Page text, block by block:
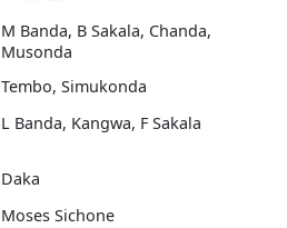
M Banda, B Sakala, Chanda,
Musonda
Tembo, Simukonda
L Banda, Kangwa, F Sakala
Daka
Moses Sichone